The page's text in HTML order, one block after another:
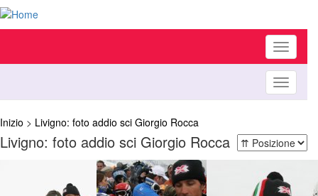
Toggle
Toggle
Inizio > Livigno: foto addio sci Giorgio Rocca
Livigno: foto addio sci Giorgio Rocca